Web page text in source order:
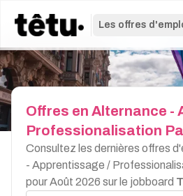
Les offres
Offres en Alternance -
Professionalisation
Consultez les dernières offres
- Apprentissage /
pour Août 2026 sur le jobboard
Rechercher par job, mot-clé ou